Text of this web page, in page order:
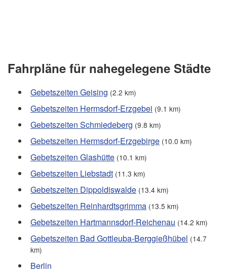
Fahrpläne für nahegelegene Städte
Gebetszeiten Geising (2.2 km)
Gebetszeiten Hermsdorf-Erzgebei (9.1 km)
Gebetszeiten Schmiedeberg (9.8 km)
Gebetszeiten Hermsdorf-Erzgebirge (10.0 km)
Gebetszeiten Glashütte (10.1 km)
Gebetszeiten Liebstadt (11.3 km)
Gebetszeiten Dippoldiswalde (13.4 km)
Gebetszeiten Reinhardtsgrimma (13.5 km)
Gebetszeiten Hartmannsdorf-Reichenau (14.2 km)
Gebetszeiten Bad Gottleuba-Berggießhübel (14.7
km)
Berlin